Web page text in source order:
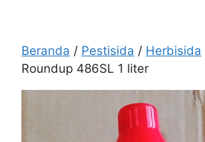
Beranda / Pestisida / Herbisida
Roundup 486SL 1 liter